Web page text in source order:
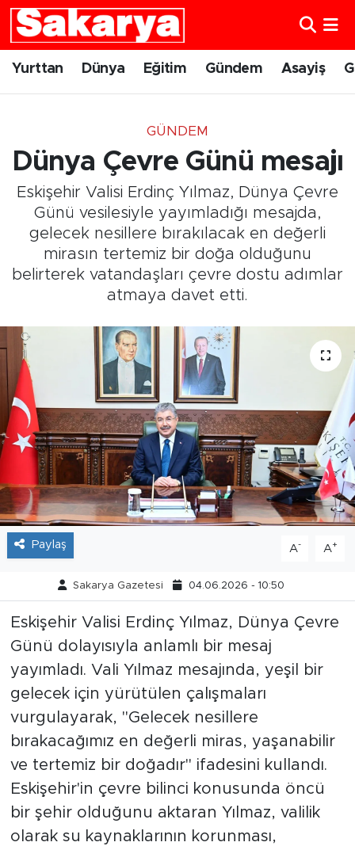
Yurttan Dünya Eğitim Gündem Asayiş
GÜNDEM
Dünya Çevre Günü mesajı
Eskişehir Valisi Erdinç Yılmaz, Dünya Çevre
Günü vesilesiyle yayımladığı mesajda,
gelecek nesillere bırakılacak en değerli
mirasın tertemiz bir doğa olduğunu
belirterek vatandaşları çevre dostu adımlar
atmaya davet etti.
Paylaş A- A+
Sakarya Gazetesi 04.06.2026 - 10:50
Eskişehir Valisi Erdinç Yılmaz, Dünya Çevre
Günü dolayısıyla anlamlı bir mesaj
yayımladı. Vali Yılmaz mesajında, yeşil bir
gelecek için yürütülen çalışmaları
vurgulayarak, "Gelecek nesillere
bırakacağımız en değerli miras, yaşanabilir
ve tertemiz bir doğadır" ifadesini kullandı.
Eskişehir'in çevre bilinci konusunda öncü
bir şehir olduğunu aktaran Yılmaz, valilik
olarak su kaynaklarının korunması,
Yurttan
Eskişehirspor
Spor
Kültür Sanat
Resmi İlanlar
Söyleşi
Foto Şaka
Teknoloji
Politika
Eskişehir Nöbetçi Eczaneler
Süper Lig Puan Durumu ve Fikstür
Tüm Manşetler
Son Dakika Haberleri
Haber Arşivi